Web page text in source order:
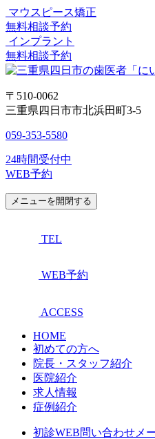
マウスピース矯正
無料相談予約
インプラント
無料相談予約
〒510-0062
三重県四日市市北浜田町3-5
059-353-5580
24時間受付中
WEB予約
メニューを開閉する
TEL
WEB予約
ACCESS
HOME
初めての方へ
院長・スタッフ紹介
医院紹介
求人情報
症例紹介
初診WEB問い合わせメ